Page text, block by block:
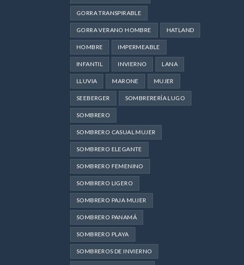
GORRA TRANSPIRABLE
GORRA VERANO HOMBRE HATLAND
HOMBRE IMPERMEABLE
INFANTIL INVIERNO LANA
LLUVIA MARONE MUJER
SEEBERGER SOMBRERERÍA LUGO
SOMBRERO
SOMBRERO CASUAL MUJER
SOMBRERO ELEGANTE
SOMBRERO FEMENINO
SOMBRERO LIGERO
SOMBRERO PAJA MUJER
SOMBRERO PANAMÁ
SOMBRERO PLAYA
SOMBREROS DE INVIERNO